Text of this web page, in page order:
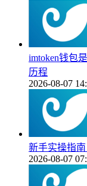
imtoken钱包
历程
2026-08-07
新手实操指
2026-08-07